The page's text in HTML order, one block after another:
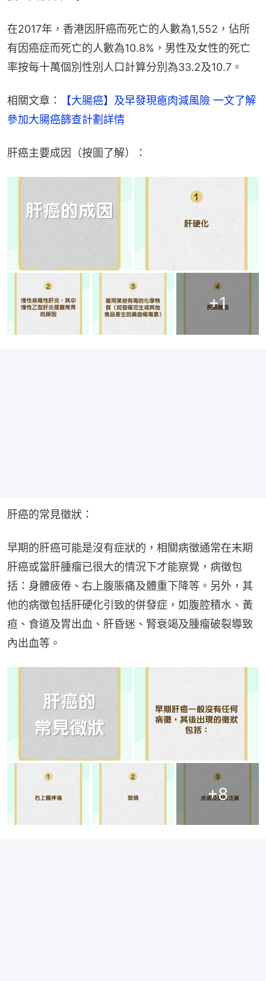
在2017年，香港因肝癌而死亡的人數為1,552，佔所
有因癌症而死亡的人數為10.8%，男性及女性的死亡
率按每十萬個別性別人口計算分別為33.2及10.7。
相關文章：
【大腸癌】及早發現瘜肉減風險 一文了解
參加大腸癌篩查計劃詳情
肝癌主要成因（按圖了解）：
+1
肝癌的常見徵狀：
早期的肝癌可能是沒有症狀的，相關病徵通常在末期
肝癌或當肝腫瘤已很大的情況下才能察覺，病徵包
括：身體疲倦、右上腹脹痛及體重下降等。另外，其
他的病徵包括肝硬化引致的併發症，如腹腔積水、黃
疸、食道及胃出血、肝昏迷、腎衰竭及腫瘤破裂導致
內出血等。
+8